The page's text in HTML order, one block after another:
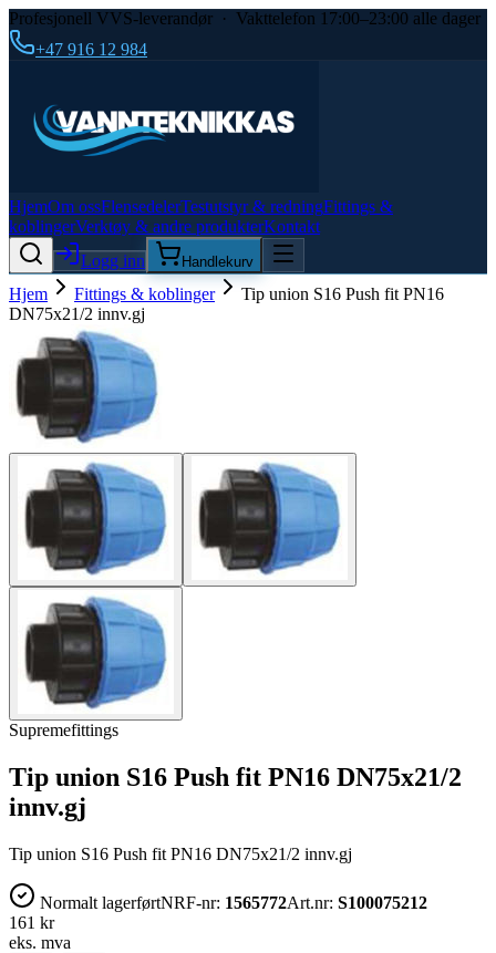
Profesjonell VVS-leverandør · Vakttelefon 17:00–23:00 alle dager
+47 916 12 984
HjemOm ossFlensedelerTestutstyr & redningFittings &
koblingerVerktøy & andre produkterKontakt
Logg inn
Handlekurv
Hjem Fittings & koblinger
Tip union S16 Push fit PN16
DN75x21/2 innv.gj
Supremefittings
Tip union S16 Push fit PN16 DN75x21/2
innv.gj
Tip union S16 Push fit PN16 DN75x21/2 innv.gj
Normalt lagerførtNRF-nr: 1565772Art.nr: S100075212
161 kr
eks. mva